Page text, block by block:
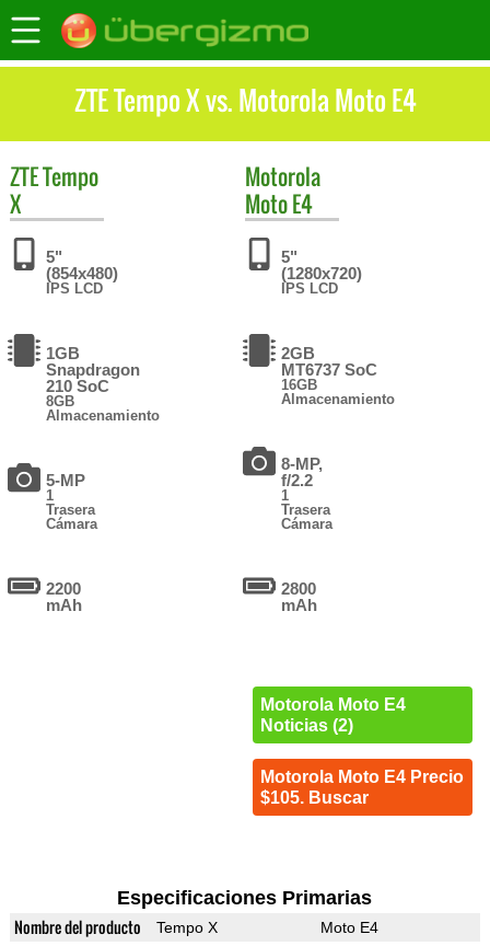
ZTE Tempo X vs. Motorola Moto E4
ZTETempo
X
5"
(854x480)
IPS LCD
1GB
Snapdragon
210 SoC
8GB
Almacenamiento
5-MP
1
Trasera
Cámara
2200
mAh
Motorola
Moto E4
5"
(1280x720)
IPS LCD
2GB
MT6737 SoC
16GB
Almacenamiento
8-MP,
f/2.2
1
Trasera
Cámara
2800
mAh
Motorola Moto E4
Noticias (2)
Motorola Moto E4 Precio
$105. Buscar
Especificaciones Primarias
Nombre del producto Tempo X Moto E4